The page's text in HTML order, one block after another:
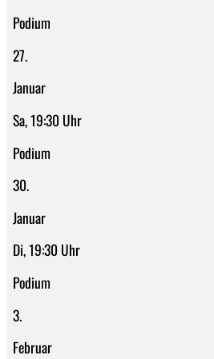
Podium
27.
Januar
Sa, 19:30 Uhr
Podium
30.
Januar
Di, 19:30 Uhr
Podium
3.
Februar